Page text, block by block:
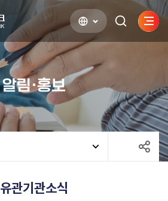
검색하기사이
열기
알림·홍보
유관기관소식